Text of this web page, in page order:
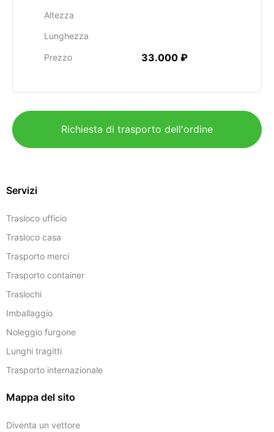
Altezza
Lunghezza
Prezzo 33.000 ₽
Richiesta di trasporto dell'ordine
Servizi
Trasloco ufficio
Trasloco casa
Trasporto merci
Trasporto container
Traslochi
Imballaggio
Noleggio furgone
Lunghi tragitti
Trasporto internazionale
Mappa del sito
Diventa un vettore